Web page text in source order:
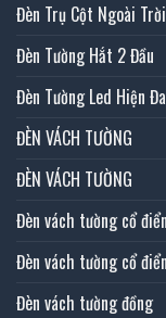
Đèn Trụ Cột Ngoài Trời
Đèn Tường Hắt 2 Đầu
Đèn Tường Led Hiện
ĐÈN VÁCH TƯỜNG
ĐÈN VÁCH TƯỜNG
Đèn vách tường cổ điển
Đèn vách tường cổ điển
Đèn vách tường đồng